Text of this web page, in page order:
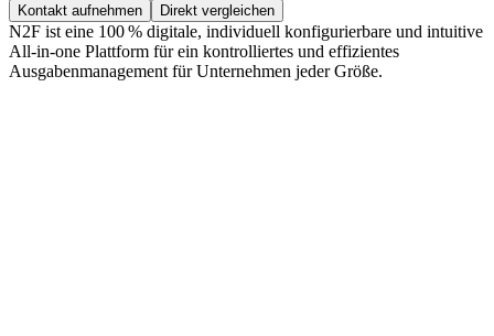
Kontakt aufnehmen Direkt vergleichen
N2F ist eine 100 % digitale, individuell konfigurierbare und intuitive
All-in-one Plattform für ein kontrolliertes und effizientes
Ausgabenmanagement für Unternehmen jeder Größe.